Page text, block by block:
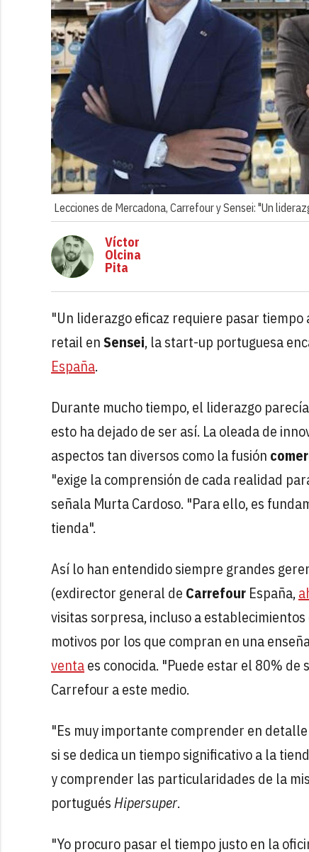
Lecciones de Mercadona, Carrefour y Sensei: "Un
Víctor
Olcina
Pita
"Un liderazgo eficaz requiere pasar tiempo
retail enSensei, la start-up portuguesa
España.
Durante mucho tiempo, el liderazgo
esto ha dejado de ser así. La oleada de
aspectos tan diversos como la fusión
"exige la comprensión de cada realidad
señala Murta Cardoso. "Para ello, es
tienda".
Así lo han entendido siempre grandes
(exdirector general de Carrefour España,
visitas sorpresa, incluso a
motivos por los que compran en una
ventaes conocida. "Puede estar el 80%
Carrefour a este medio.
"Es muy importante comprender en
si se dedica un tiempo significativo a la
y comprender las particularidades de la
portuguésHipersuper.
"Yo procuro pasar el tiempo justo en la